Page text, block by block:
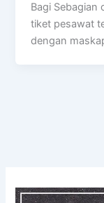
Bagi Sebagian
tiket pesawat
dengan